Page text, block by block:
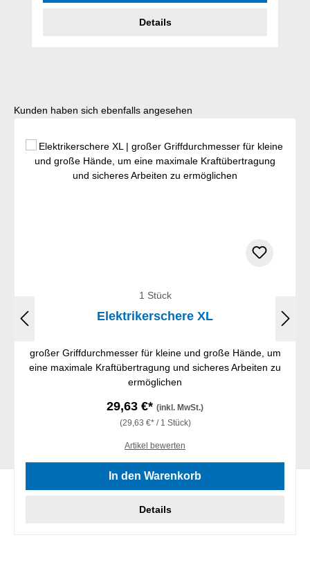
Details
Produktgalerie überspringen
Kunden haben sich ebenfalls angesehen
1 Stück
Elektrikerschere XL
großer Griffdurchmesser für kleine und große Hände, um
eine maximale Kraftübertragung und sicheres Arbeiten zu
ermöglichen
29,63 €* (inkl. MwSt.)
(29,63 €* / 1 Stück)
Artikel bewerten
In den Warenkorb
Details